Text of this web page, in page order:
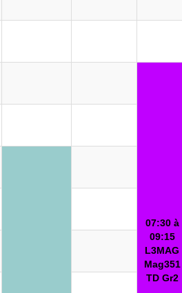
07:30 à
09:15
L3MAG
Mag351
TD Gr2